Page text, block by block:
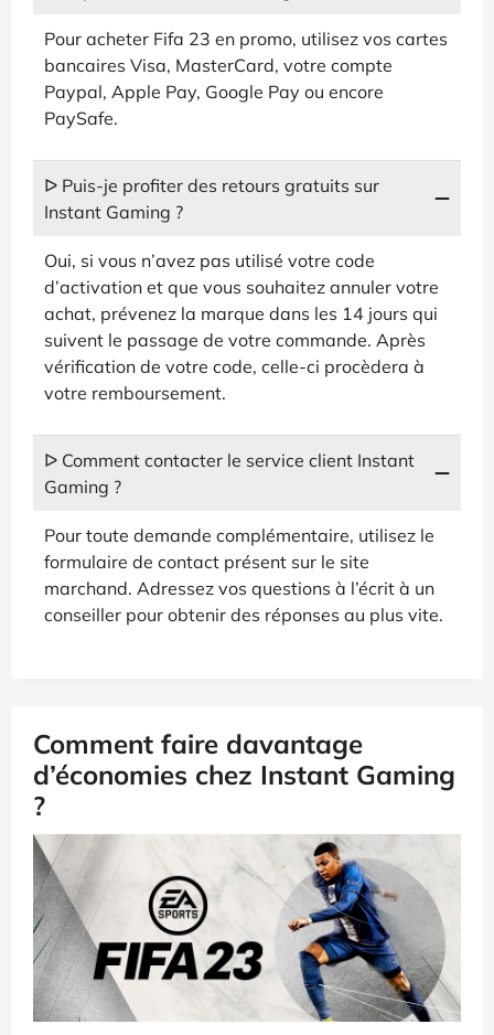
Pour acheter Fifa 23 en promo, utilisez vos cartes
bancaires Visa, MasterCard, votre compte
Paypal, Apple Pay, Google Pay ou encore
PaySafe.
ᐅ Puis-je profiter des retours gratuits sur
Instant Gaming ?
Oui, si vous n’avez pas utilisé votre code
d’activation et que vous souhaitez annuler votre
achat, prévenez la marque dans les 14 jours qui
suivent le passage de votre commande. Après
vérification de votre code, celle-ci procèdera à
votre remboursement.
ᐅ Comment contacter le service client Instant
Gaming ?
Pour toute demande complémentaire, utilisez le
formulaire de contact présent sur le site
marchand. Adressez vos questions à l’écrit à un
conseiller pour obtenir des réponses au plus vite.
Comment faire davantage
d’économies chez Instant Gaming
?